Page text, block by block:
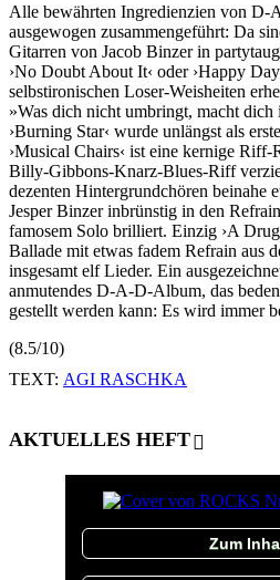
Alle bewährten Ingredienzien von D-
ausgewogen zusammengeführt: Da
Gitarren von Jacob Binzer in
›No Doubt About It‹ oder ›Happy
selbstironischen Loser-Weisheiten
»Was dich nicht umbringt, macht dich
›Burning Star‹ wurde unlängst als
›Musical Chairs‹ ist eine kernige
Billy-Gibbons-Knarz-Blues-Riff
dezenten Hintergrundchören beinahe
Jesper Binzer inbrünstig in den
famosem Solo brilliert. Einzig ›A
Ballade mit etwas fadem Refrain aus
insgesamt elf Lieder. Ein
anmutendes D-A-D-Album, das
gestellt werden kann: Es wird immer
(8.5/10)
TEXT: AGI RASCHKA
AKTUELLES HEFT
Zum